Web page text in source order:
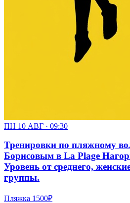
ПН 10 АВГ · 09:30
Тренировки по пляжному
Борисовым в La Plage
Уровень от среднего,
группы.
Пляжка 1500₽